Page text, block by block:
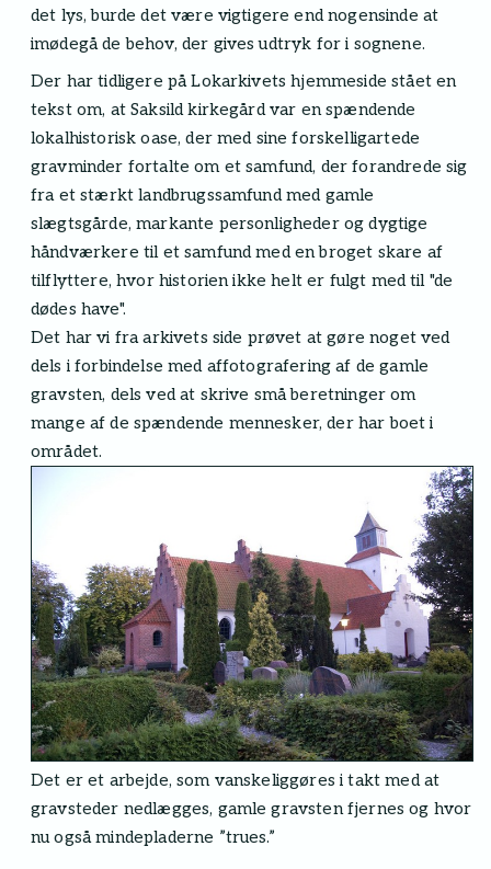
det lys, burde det være vigtigere end nogensinde at
imødegå de behov, der gives udtryk for i sognene.
Der har tidligere på Lokarkivets hjemmeside stået en
tekst om, at Saksild kirkegård var en spændende
lokalhistorisk oase, der med sine forskelligartede
gravminder fortalte om et samfund, der forandrede sig
fra et stærkt landbrugssamfund med gamle
slægtsgårde, markante personligheder og dygtige
håndværkere til et samfund med en broget skare af
tilflyttere, hvor historien ikke helt er fulgt med til "de
dødes have".
Det har vi fra arkivets side prøvet at gøre noget ved
dels i forbindelse med affotografering af de gamle
gravsten, dels ved at skrive små beretninger om
mange af de spændende mennesker, der har boet i
området.
Det er et arbejde, som vanskeliggøres i takt med at
gravsteder nedlægges, gamle gravsten fjernes og hvor
nu også mindepladerne ”trues.”